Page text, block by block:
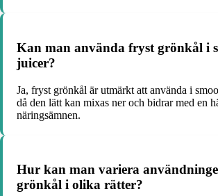
Kan man använda fryst grönkål i
juicer?
Ja, fryst grönkål är utmärkt att använda i
då den lätt kan mixas ner och bidrar med en
näringsämnen.
Hur kan man variera
grönkål i olika rätter?